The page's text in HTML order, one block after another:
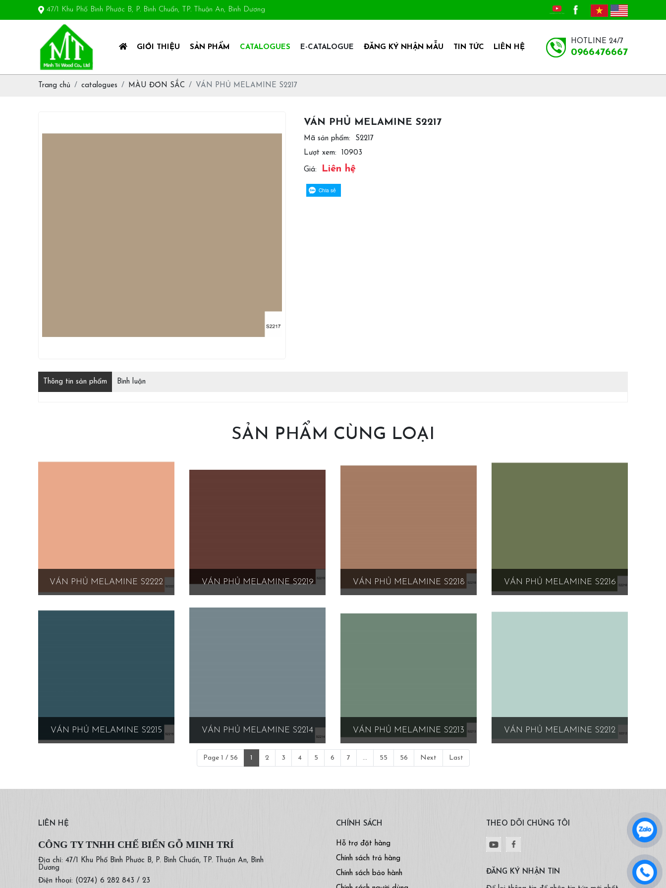
47/1 Khu Phố Bình Phước B, P. Bình Chuẩn, TP. Thuận An, Bình Dương
GIỚI THIỆU SẢN PHẨM CATALOGUES E-CATALOGUE ĐĂNG KÝ NHẬN MẪU TIN TỨC LIÊN HỆ
HOTLINE 24/7
0966476667
Trang chủ catalogues MÀU ĐƠN SẮC VÁN PHỦ MELAMINE S2217
VÁN PHỦ MELAMINE S2217
Mã sản phẩm:
S2217
Lượt xem:
10903
Giá: Liên hệ
Chia sẻ
Thông tin sản phẩm Bình luận
SẢN PHẨM CÙNG LOẠI
VÁN PHỦ MELAMINE S2222 VÁN PHỦ MELAMINE S2219 VÁN PHỦ MELAMINE S2218 VÁN PHỦ MELAMINE S2216
VÁN PHỦ MELAMINE S2215 VÁN PHỦ MELAMINE S2214 VÁN PHỦ MELAMINE S2213 VÁN PHỦ MELAMINE S2212
Page 1 / 56 1 2 3 4 5 6 7 ... 55 56 Next Last
LIÊN HỆ
CÔNG TY TNHH CHẾ BIẾN GỖ MINH TRÍ
Địa chỉ: 47/1 Khu Phố Bình Phước B, P. Bình Chuẩn, TP. Thuận An, Bình
Dương
Điện thoại: (0274) 6 282 843 / 23
CHÍNH SÁCH
Hỗ trợ đặt hàng
Chính sách trả hàng
Chính sách bảo hành
THEO DÕI CHÚNG TÔI
ĐĂNG KÝ NHẬN TIN